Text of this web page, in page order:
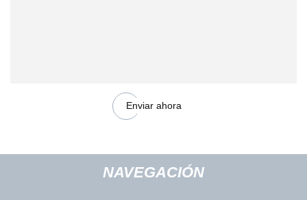
Enviar ahora
NAVEGACIÓN